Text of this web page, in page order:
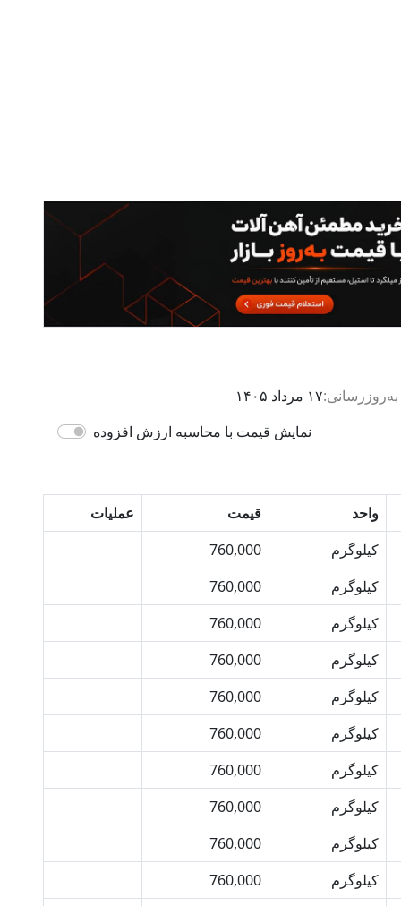
۱۷ مرداد ۱۴۰۵
نمایش قیمت با محاسبه ارزش افزوده
واحد قیمت
عملیات
کیلوگرم 760,000
کیلوگرم 760,000
کیلوگرم 760,000
کیلوگرم 760,000
کیلوگرم 760,000
کیلوگرم 760,000
کیلوگرم 760,000
کیلوگرم 760,000
کیلوگرم 760,000
کیلوگرم 760,000